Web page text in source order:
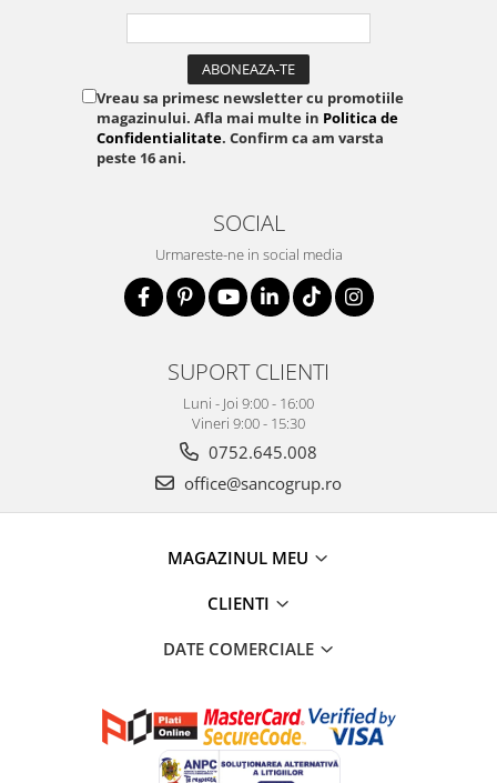
Vreau sa primesc newsletter cu promotiile
magazinului. Afla mai multe in Politica de
Confidentialitate. Confirm ca am varsta
peste 16 ani.
SOCIAL
Urmareste-ne in social media
SUPORT CLIENTI
Luni - Joi 9:00 - 16:00
Vineri 9:00 - 15:30
0752.645.008
office@sancogrup.ro
MAGAZINUL MEU
CLIENTI
DATE COMERCIALE